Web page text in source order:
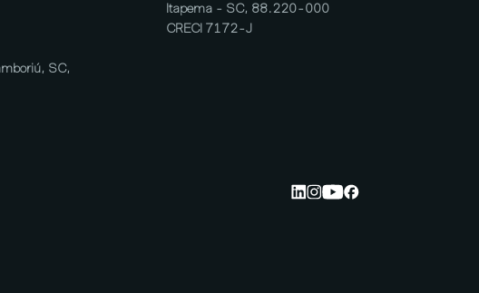
SC,
Itapema - SC, 88.220-000
CRECI 7172-J